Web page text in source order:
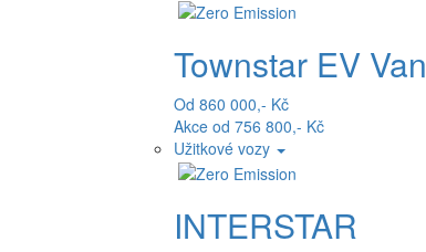
Townstar EV Van
Od 860 000,- Kč
Akce od 756 800,- Kč
Užitkové vozy
INTERSTAR